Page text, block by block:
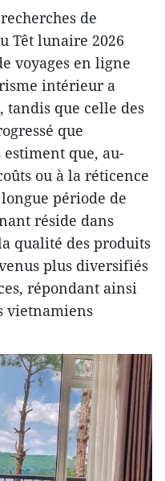
de
Têt lunaire 2026
voyages en ligne
intérieur a
tandis que celle des
que
estiment que, au-
ou à la réticence
période de
réside dans
qualité des produits
plus diversifiés
répondant ainsi
vietnamiens